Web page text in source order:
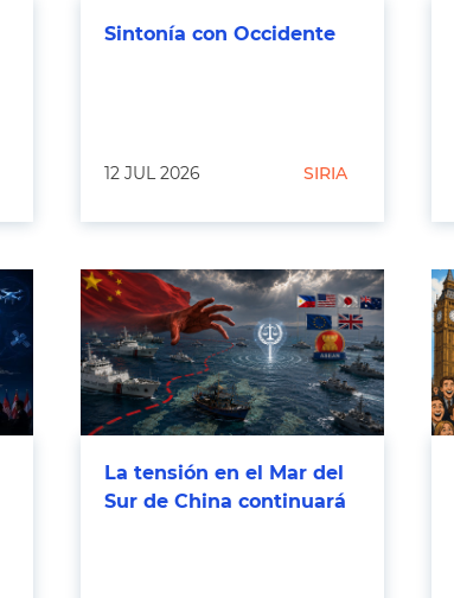
Sintonía con Occidente
12 JUL 2026 SIRIA
La tensión en el Mar del
Sur de China continuará